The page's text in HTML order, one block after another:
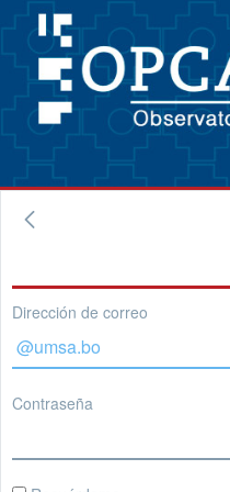
Dirección de correo
Contraseña